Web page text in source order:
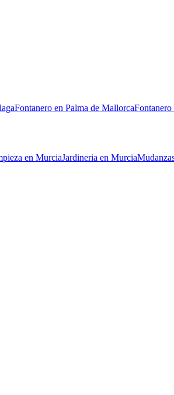
Fontanero en Palma de MallorcaFontanero
en MurciaJardineria en Murcia